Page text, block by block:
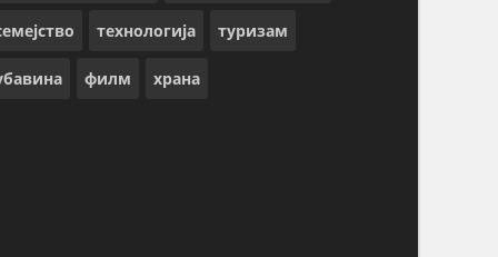
технологија туризам
филм храна